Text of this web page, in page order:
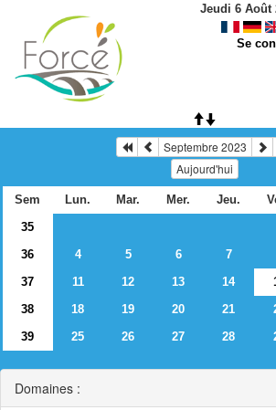
Jeudi 6 Août
Se
Septembre 2023
Aujourd'hui
Sem Lun. Mar. Mer. Jeu.
35
36
4 5 6 7
37
11 12 13 14
38
18 19 20 21
39
25 26 27 28
Domaines :